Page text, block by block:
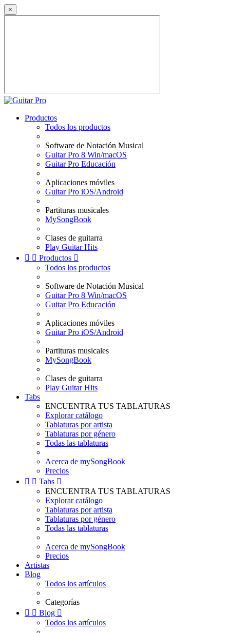
×
Productos
Todos los productos
Software de Notación Musical
Guitar Pro 8 Win/macOS
Guitar Pro Educación
Aplicaciones móviles
Guitar Pro iOS/Android
Partituras musicales
MySongBook
Clases de guitarra
Play Guitar Hits
  Productos 
Todos los productos
Software de Notación Musical
Guitar Pro 8 Win/macOS
Guitar Pro Educación
Aplicaciones móviles
Guitar Pro iOS/Android
Partituras musicales
MySongBook
Clases de guitarra
Play Guitar Hits
Tabs
ENCUENTRA TUS TABLATURAS
Explorar catálogo
Tablaturas por artista
Tablaturas por género
Todas las tablaturas
Acerca de mySongBook
Precios
  Tabs 
ENCUENTRA TUS TABLATURAS
Explorar catálogo
Tablaturas por artista
Tablaturas por género
Todas las tablaturas
Acerca de mySongBook
Precios
Artistas
Blog
Todos los artículos
Categorías
  Blog 
Todos los artículos